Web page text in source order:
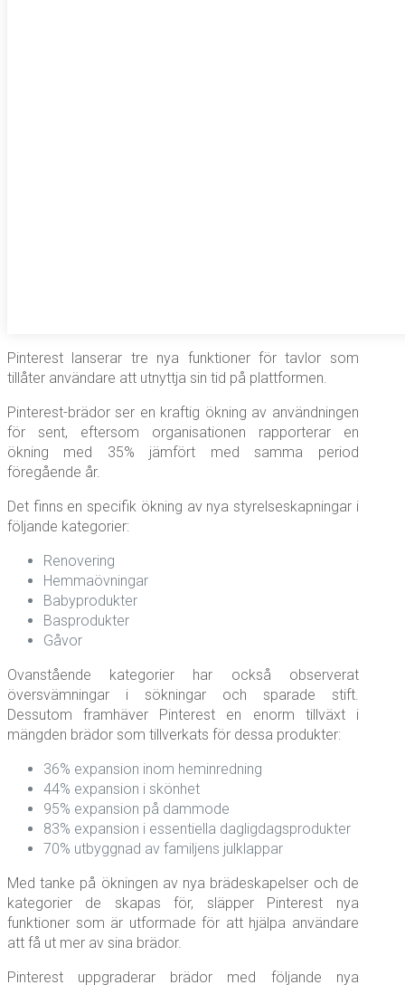
Pinterest lanserar tre nya funktioner för tavlor som
tillåter användare att utnyttja sin tid på plattformen.
Pinterest-brädor ser en kraftig ökning av användningen
för sent, eftersom organisationen rapporterar en
ökning med 35% jämfört med samma period
föregående år.
Det finns en specifik ökning av nya styrelseskapningar i
följande kategorier:
Renovering
Hemmaövningar
Babyprodukter
Basprodukter
Gåvor
Ovanstående kategorier har också observerat
översvämningar i sökningar och sparade stift.
Dessutom framhäver Pinterest en enorm tillväxt i
mängden brädor som tillverkats för dessa produkter:
36% expansion inom heminredning
44% expansion i skönhet
95% expansion på dammode
83% expansion i essentiella dagligdagsprodukter
70% utbyggnad av familjens julklappar
Med tanke på ökningen av nya brädeskapelser och de
kategorier de skapas för, släpper Pinterest nya
funktioner som är utformade för att hjälpa användare
att få ut mer av sina brädor.
Pinterest uppgraderar brädor med följande nya